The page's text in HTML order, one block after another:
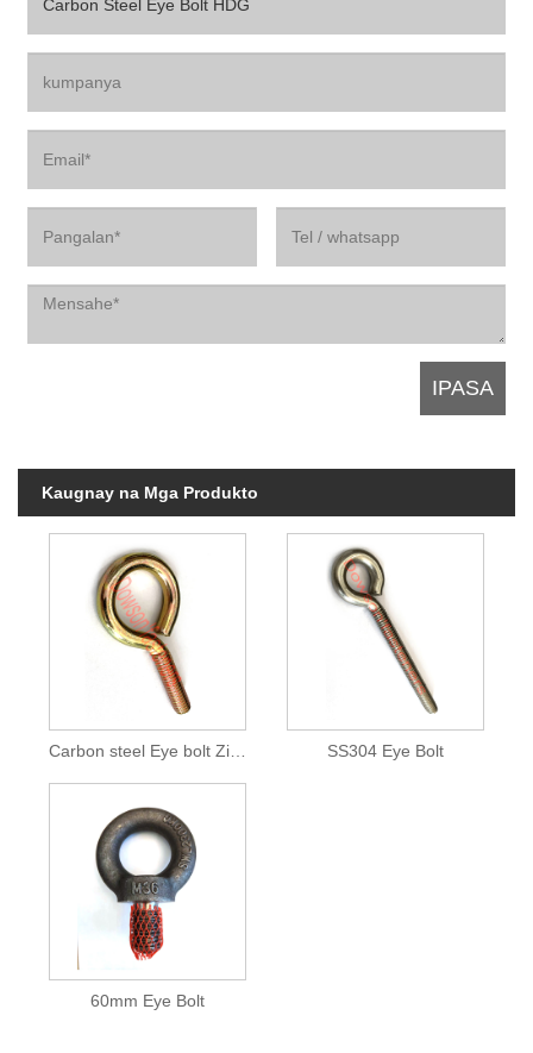
Kaugnay na Mga Produkto
Carbon steel Eye bolt Zinc plated Yellow SS304 Eye Bolt
60mm Eye Bolt